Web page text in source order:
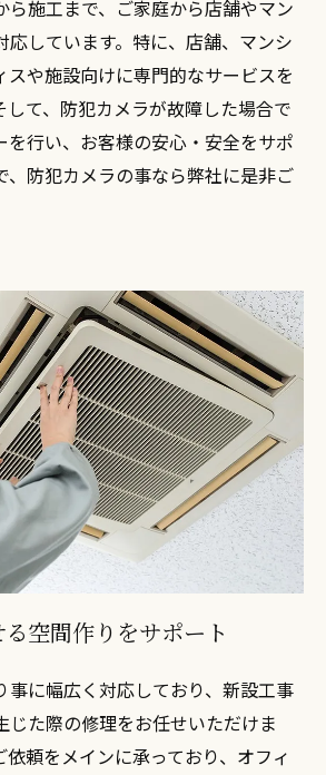
ら施工まで、ご家庭から店舗やマン
応しています。特に、店舗、マンシ
スや施設向けに専門的なサービスを
して、防犯カメラが故障した場合で
を行い、お客様の安心・安全をサポ
、防犯カメラの事なら弊社に是非ご
空間作りをサポート
事に幅広く対応しており、新設工事
じた際の修理をお任せいただけま
頼をメインに承っており、オフィ